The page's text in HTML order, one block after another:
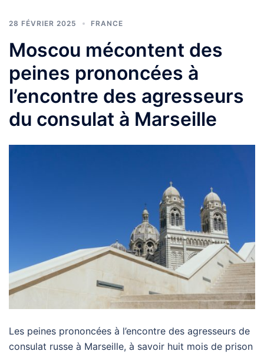
28 FÉVRIER 2025 FRANCE
Moscou mécontent des
peines prononcées à
l’encontre des agresseurs
du consulat à Marseille
Les peines prononcées à l’encontre des agresseurs de
consulat russe à Marseille, à savoir huit mois de prison